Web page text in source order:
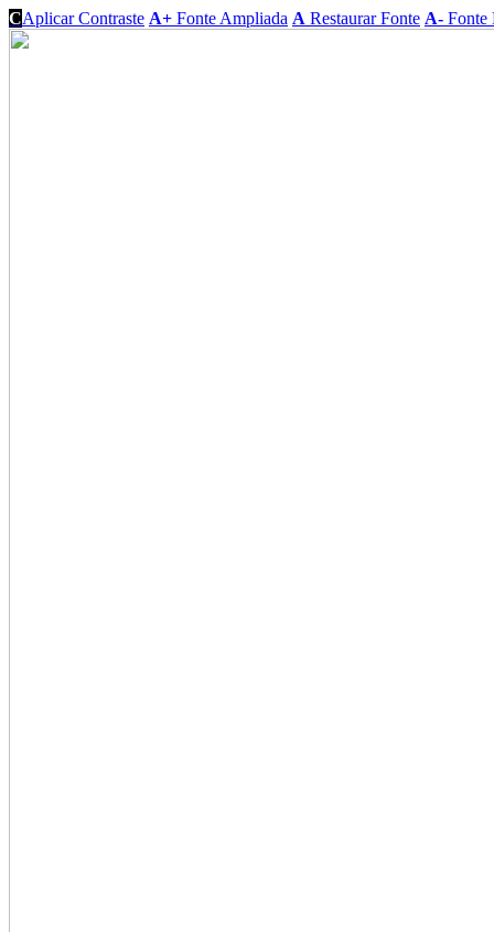
CAplicar Contraste A+ Fonte Ampliada A Restaurar Fonte A- Fonte